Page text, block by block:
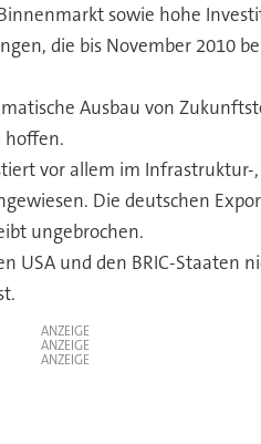
sowie hohe
die bis November 2010
Ausbau von
hoffen.
vor allem im Infrastruktur-
Die deutschen
ungebrochen.
USA und den BRIC-Staaten
ANZEIGE
ANZEIGE
ANZEIGE